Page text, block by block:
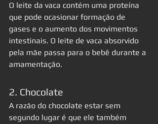
O leite da vaca contém uma proteína
que pode ocasionar formação de
gases e o aumento dos movimentos
intestinais. O leite de vaca absorvido
pela mãe passa para o bebê durante a
amamentação.
2. Chocolate
A razão do chocolate estar sem
segundo lugar é que ele também